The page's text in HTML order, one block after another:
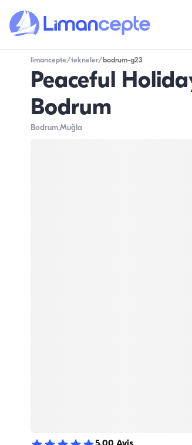
limancepte/tekneler/ bodrum-g23
Peaceful
Bodrum
Bodrum,Muğla